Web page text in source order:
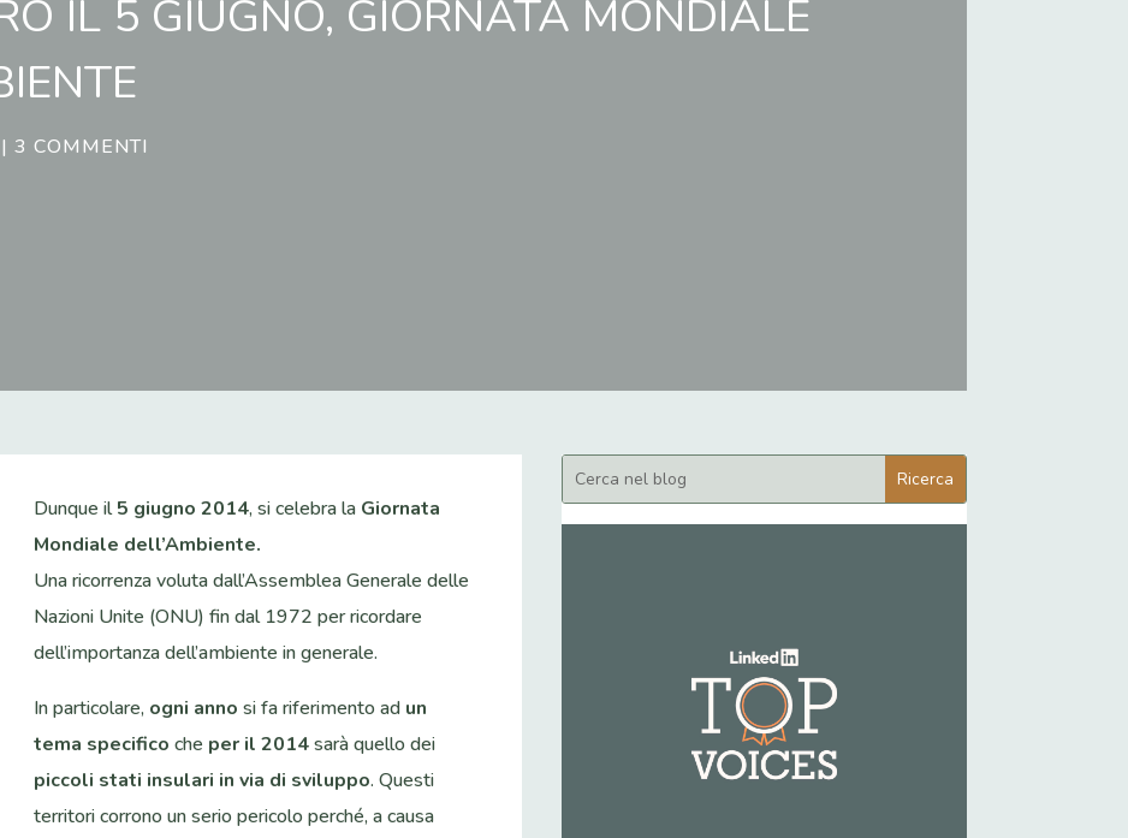
IL 5 GIUGNO, GIORNATA MONDIALE
|3 COMMENTI
Dunque il5 giugno 2014, si celebra la Giornata
Mondiale dell’Ambiente.
Una ricorrenza voluta dall’Assemblea Generale delle
Nazioni Unite (ONU) fin dal 1972 per ricordare
dell’importanza dell’ambiente in generale.
In particolare, ogni anno si fa riferimento ad un
tema specifico che per il 2014sarà quello dei
piccoli stati insulari in via di sviluppo. Questi
territori corrono un serio pericolo perché, a causa